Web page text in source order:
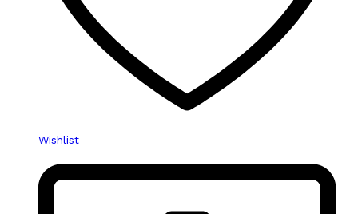
Wishlist